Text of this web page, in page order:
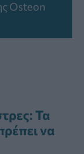
Osteon
Τα
να